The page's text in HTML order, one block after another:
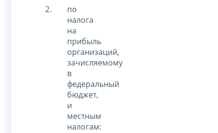
по
налога
на
прибыль
организаций,
зачисляемому
в
федеральный
бюджет,
и
местным
налогам: